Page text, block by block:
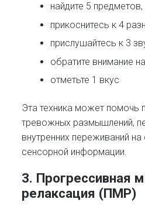
найдите 5
прикоснитесь к 4
прислушайтесь к 3
обратите внимание
отметьте 1 вкус
Эта техника может помочь
тревожных размышлений,
внутренних переживаний
сенсорной информации.
3. Прогрессивная
релаксация (ПМР)